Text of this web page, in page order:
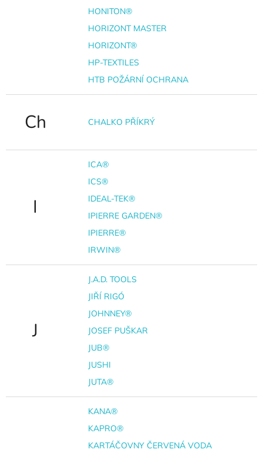
HONITON®
HORIZONT MASTER
HORIZONT®
HP-TEXTILES
HTB POŽÁRNÍ OCHRANA
Ch CHALKO PŘÍKRÝ
I
ICA®
ICS®
IDEAL-TEK®
IPIERRE GARDEN®
IPIERRE®
IRWIN®
J
J.A.D. TOOLS
JIŘÍ RIGÓ
JOHNNEY®
JOSEF PUŠKAR
JUB®
JUSHI
JUTA®
KANA®
KAPRO®
KARTÁČOVNY ČERVENÁ VODA